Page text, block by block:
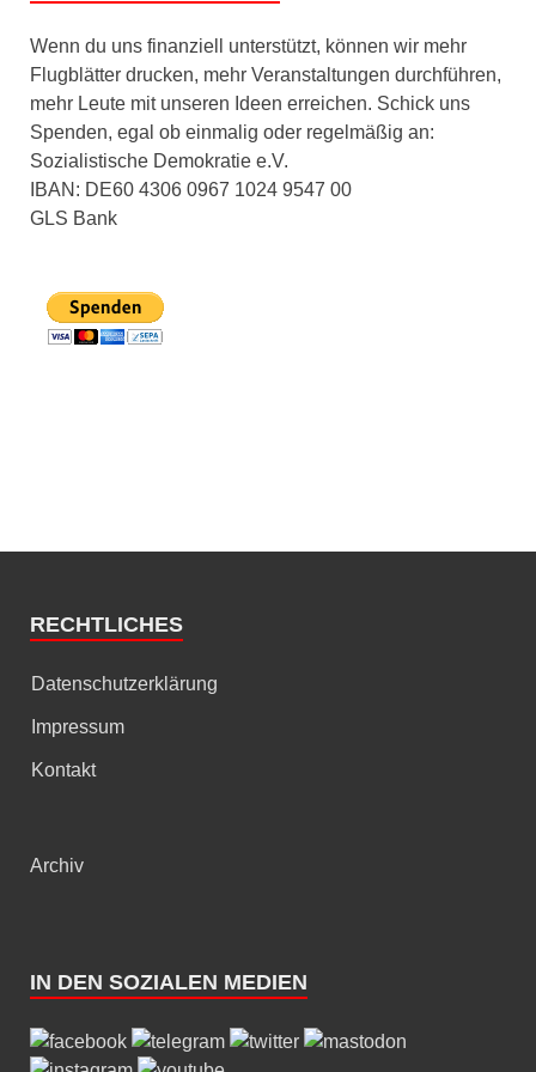
Wenn du uns finanziell unterstützt, können wir mehr
Flugblätter drucken, mehr Veranstaltungen durchführen,
mehr Leute mit unseren Ideen erreichen. Schick uns
Spenden, egal ob einmalig oder regelmäßig an:
Sozialistische Demokratie e.V.
IBAN: DE60 4306 0967 1024 9547 00
GLS Bank
RECHTLICHES
Datenschutzerklärung
Impressum
Kontakt
Archiv
IN DEN SOZIALEN MEDIEN